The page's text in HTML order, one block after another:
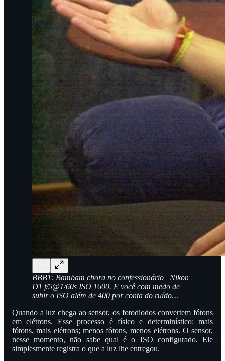
BBB1: Bambam chora no confessionário | Nikon
D1 f/5@1/60s ISO 1600. E você com medo de
subir o ISO além de 400 por conta do ruído…
Quando a luz chega ao sensor, os fotodiodos convertem fótons
em elétrons. Esse processo é físico e determinístico: mais
fótons, mais elétrons; menos fótons, menos elétrons. O sensor,
nesse momento, não sabe qual é o ISO configurado. Ele
simplesmente registra o que a luz lhe entregou.